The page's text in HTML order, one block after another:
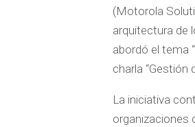
(Motorola
arquitectura de
abordó el tema
charla
La iniciativa
organizaciones